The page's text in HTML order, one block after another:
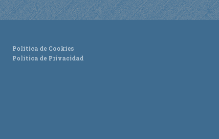
Dónde dormir
Dónde comer
Entorno
Política de Cookies
Política de Privacidad